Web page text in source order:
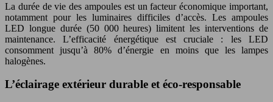
La durée de vie des ampoules est un facteur économique important,
notamment pour les luminaires difficiles d’accès. Les ampoules
LED longue durée (50 000 heures) limitent les interventions de
maintenance. L’efficacité énergétique est cruciale : les LED
consomment jusqu’à 80% d’énergie en moins que les lampes
halogènes.
L’éclairage extérieur durable et éco-responsable